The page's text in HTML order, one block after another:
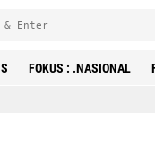
FOKUS : .NASIONAL